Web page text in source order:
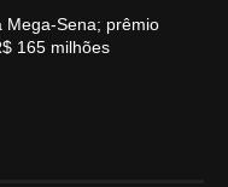
Mega-Sena; prêmio
165 milhões